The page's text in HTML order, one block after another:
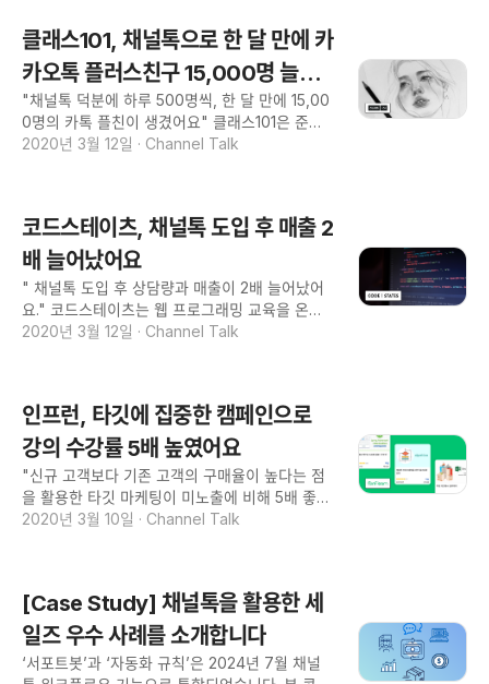
부탁드려요. A. 에어클래스는 지식의 나눔과 배움
의 즐거움에 대한 가치를 공유하고자 만들어진 동
영상 강의 플랫폼이에요. 저는 에어클래스에서 마
케팅팀 브랜드전략 파트장을 맡고 있습니다. 어떤
데, 무슨 일이지?!' 놀란 마음에 호다닥 응대 시작
한 채널톡 팀. 알고 보니 최근 업데이트된 마케팅
기능을 어떻게 활용할지 몰라 어려움을 겪고 계신
다고 하시더라고요. '기엽님, 저희와 함께 아이디
어 내보시는 건 어때요?!' 이렇게 급성사된 마케팅
레시피 프로젝트! 고객사와 채널톡이 함께 마케팅
하셨지만, 레시피 만들기 시작한 지 10분 만에 마
케팅 아이디어를 마구 쏟아내셨어요! "오늘 아침
까진 어떤 마케팅을 해야 할지 몰라 고민이었는
데, 이제는 하고 싶은 마케팅이 너무 많아 고민이
네요!" 미팅 이후
클래스101, 채널톡으로 한 달 만에 카
카오톡 플러스친구 15,000명 늘렸
어요
"채널톡 덕분에 하루 500명씩, 한 달 만에 15,00
0명의 카톡 플친이 생겼어요" 클래스101은 준비
물까지 챙겨주는 온라인 클래스 플랫폼입니다. 누
맺으면 7일 유효기간의 할인 쿠폰을 발행하는 프
로모션을 홍보했어요. 눈에 띄는 이미지와 문구로
방문객에게 프로모션을 효과적으로 알릴 수 있었
죠. 그 결과 한 달 만에 15,000명의 플러스친구가
생겼죠. 해당 쿠폰을 통한 구매 전환율도 높았고
요. 채널톡은 개발자 없이도 홈페이지와 앱에서
다. 성과 측정도 실시간으로 가능해 여러 실험을
부담 없이 실행해볼 수 있어요. 설정할 수 있는 조
건도 매우 세분화 되어 있고요. 채널톡은 다양한
타깃에게 맞는 마케팅을 빠르게 실행하는 데 정말
효과적인 솔루션이에
2020년 3월 12일 · Channel Talk
코드스테이츠, 채널톡 도입 후 매출 2
배 늘어났어요
" 채널톡 도입 후 상담량과 매출이 2배 늘어났어
요." 코드스테이츠는 웹 프로그래밍 교육을 온라
인 원격 서비스로 제공하는 스타트업으로, 수료생
담량을 늘리고 매출까지 증가하게 되었어요. 상담
이 매출에 즉각적인 영향을 줬던 이유는 고객이
보는 메시지, 대화를 통해 고객의 기대치를 잘 이
해하고 그에 맞는 강의 제안을 드렸기 때문이죠.
마케팅 기능으로 띄운 버블메시지를 보고 실제 강
의 수강까지 이어진 비율이 최대 35% 정도에 달
지를 보고 반응했는지 어떤 상품에 가장 관심이
있는지 깊이 알게 되고, 반대로 고객도 대화를 통
해 코드스테이츠를 충분히 이해하는 과정 자체가
구매율을 높이는 결정적 요소가 되는 거죠. 코드
스테이츠는 배움이라는 매개체로 훌륭한 고객경
2020년 3월 12일 · Channel Talk
인프런, 타깃에 집중한 캠페인으로
강의 수강률 5배 높였어요
"신규 고객보다 기존 고객의 구매율이 높다는 점
을 활용한 타깃 마케팅이 미노출에 비해 5배 좋은
성과를 냈어요" 인프런은 프로그래밍, 디자인, 데
강좌들은 상호 연관성이 높아요. 프로그래밍 초급
강좌를 들은 사람이 단계별로 중급, 고급 수준 강
좌를 들으면 실력 향상에 도움이 되죠. 인프런은
강좌들의 상호 연관성에 착안해 이전에 수업을 들
2020년 3월 10일 · Channel Talk
[Case Study] 채널톡을 활용한 세
일즈 우수 사례를 소개합니다
‘서포트봇’과 ‘자동화 규칙’은 2024년 7월 채널